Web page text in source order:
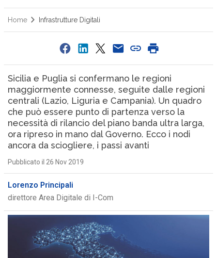
Home Infrastrutture Digitali
Sicilia e Puglia si confermano le regioni
maggiormente connesse, seguite dalle regioni
centrali (Lazio, Liguria e Campania). Un quadro
che può essere punto di partenza verso la
necessità di rilancio del piano banda ultra larga,
ora ripreso in mano dal Governo. Ecco i nodi
ancora da sciogliere, i passi avanti
Pubblicato il 26 Nov 2019
Lorenzo Principali
direttore Area Digitale di I-Com